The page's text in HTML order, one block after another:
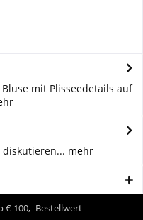
mit Plisseedetails auf
mehr
€ 100,- Bestellwert